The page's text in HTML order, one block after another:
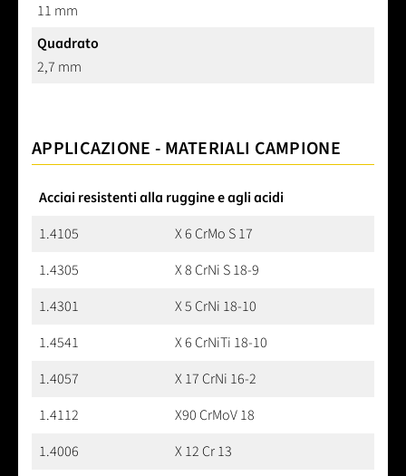
11 mm
Quadrato
2,7 mm
APPLICAZIONE - MATERIALI CAMPIONE
Acciai resistenti alla ruggine e agli acidi
1.4105
X 6 CrMo S 17
1.4305
X 8 CrNi S 18-9
1.4301
X 5 CrNi 18-10
1.4541
X 6 CrNiTi 18-10
1.4057
X 17 CrNi 16-2
1.4112
X90 CrMoV 18
1.4006
X 12 Cr 13